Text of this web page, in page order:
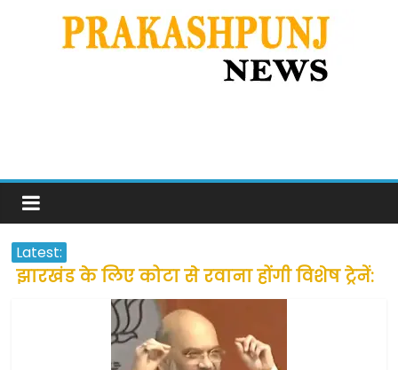
Latest:
झारखंड के लिए कोटा से रवाना होंगी विशेष ट्रेनें:
सीएम हेमंत सोरेन
उत्तराखंड के अन्य राज्यों में फंसे लोगों की जल्द
होगी घर वापसी